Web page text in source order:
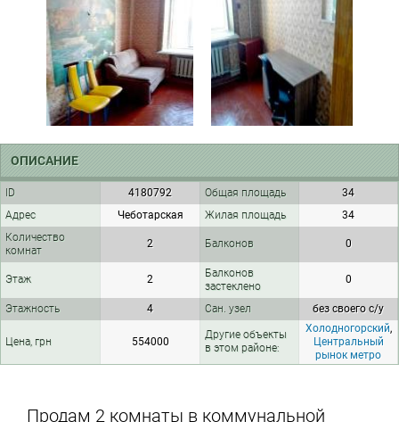
ОПИСАНИЕ
ID 4180792 Общая площадь
34
Адрес
Чеботарская Жилая площадь
34
Количество
комнат
2 Балконов 0
Этаж 2
Балконов
застеклено
0
Этажность 4 Сан. узел без своего с/у
Цена, грн 554000
Другие объекты
в этом районе:
Холодногорский,
Центральный
рынок метро
Продам 2 комнаты в коммунальной